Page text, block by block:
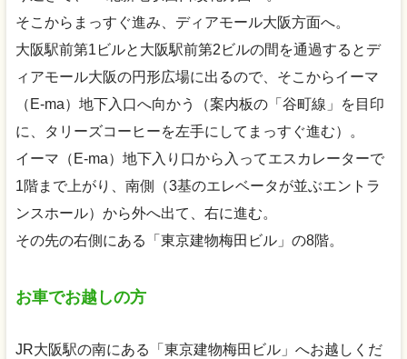
そこからまっすぐ進み、ディアモール大阪方面へ。
大阪駅前第1ビルと大阪駅前第2ビルの間を通過するとデ
ィアモール大阪の円形広場に出るので、そこからイーマ
（E-ma）地下入口へ向かう（案内板の「谷町線」を目印
に、タリーズコーヒーを左手にしてまっすぐ進む）。
イーマ（E-ma）地下入り口から入ってエスカレーターで
1階まで上がり、南側（3基のエレベータが並ぶエントラ
ンスホール）から外へ出て、右に進む。
その先の右側にある「東京建物梅田ビル」の8階。
お車でお越しの方
JR大阪駅の南にある「東京建物梅田ビル」へお越しくだ